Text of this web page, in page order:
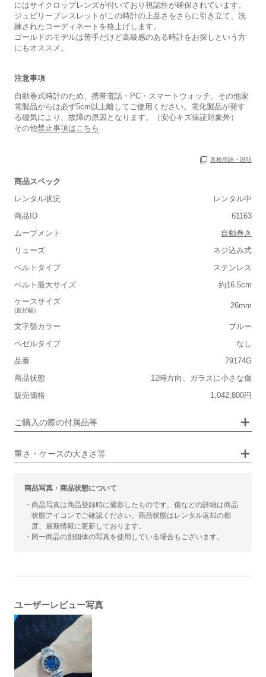
にはサイクロップレンズが付いており視認性が確保されています。
ジュビリーブレスレットがこの時計の上品さをさらに引き立て、洗
練されたコーディネートを格上げします。
ゴールドのモデルは苦手だけど高級感のある時計をお探しという方
にもオススメ。
注意事項
自動巻式時計のため、携帯電話・PC・スマートウォッチ、その他家
電製品からは必ず5cm以上離してご使用ください。電化製品が発す
る磁気により、故障の原因となります。（安心キズ保証対象外）
その他禁止事項はこちら
各種用語・説明
商品スペック
レンタル状況
レンタル中
商品ID
61163
ムーブメント
自動巻き
リューズ
ネジ込み式
ベルトタイプ
ステンレス
ベルト最大サイズ
約16.5cm
ケースサイズ
(直径幅)
26mm
文字盤カラー
ブルー
ベゼルタイプ
なし
品番
79174G
商品状態
12時方向、ガラスに小さな傷
販売価格
1,042,800円
ご購入の際の付属品等
箱
重さ・ケースの大きさ等
■重さ(ベルト込み)
■ケースの大きさ
小さい 大きい
■装飾感
カジュアル ビジネス
商品写真・商品状態について
・商品写真は商品登録時に撮影したものです。傷などの詳細は商品
状態アイコンでご確認ください。商品状態はレンタル返却の都
度、最新情報に更新しております。
・同一商品の別個体の写真を使用している場合もございます。
ユーザーレビュー写真